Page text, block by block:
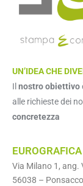
UN’IDEA CHE
Il nostro obiettivo
alle richieste dei
concretezza
Via Milano 1, ang.
56038 –